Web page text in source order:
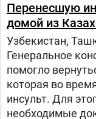
Перенесшую
домой из
Узбекистан,
Генеральное
помогло
которая во
инсульт. Для
необходимые